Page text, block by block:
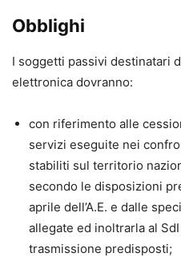
Obblighi
I soggetti passivi destinatari
elettronica dovranno:
con riferimento alle
servizi eseguite nei
stabiliti sul territorio
secondo le disposizioni
aprile dell’A.E. e dalle
allegate ed inoltrarla al
trasmissione predisposti;